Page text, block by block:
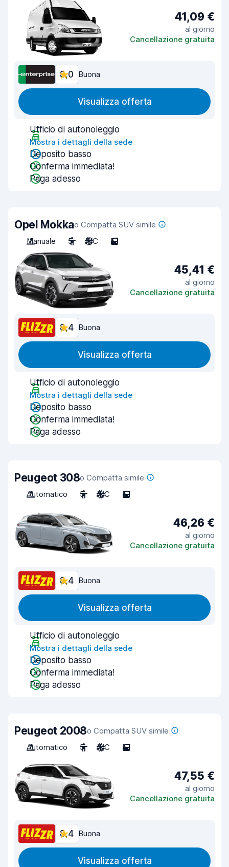
41,09 €
al giorno
Cancellazione gratuita
8,0 Buona
Visualizza offerta
Ufficio di autonoleggio
Mostra i dettagli della sede
Deposito basso
Conferma immediata!
Paga adesso
Opel Mokkao Compatta SUV simile
Manuale
5 A/C 5
45,41 €
al giorno
Cancellazione gratuita
8,4 Buona
Visualizza offerta
Ufficio di autonoleggio
Mostra i dettagli della sede
Deposito basso
Conferma immediata!
Paga adesso
Peugeot 308o Compatta simile
Automatico
5 A/C 5
46,26 €
al giorno
Cancellazione gratuita
8,4 Buona
Visualizza offerta
Ufficio di autonoleggio
Mostra i dettagli della sede
Deposito basso
Conferma immediata!
Paga adesso
Peugeot 2008o Compatta SUV simile
Automatico
5 A/C 5
47,55 €
al giorno
Cancellazione gratuita
8,4 Buona
Visualizza offerta